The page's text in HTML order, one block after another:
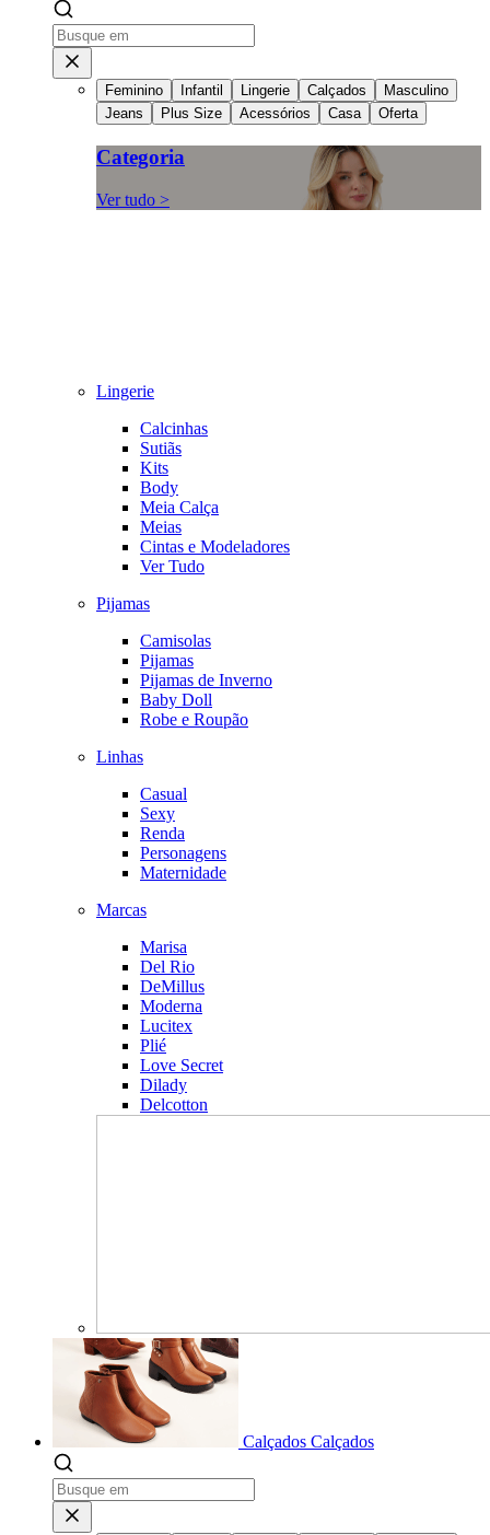
Feminino Infantil Lingerie Calçados
Masculino
Jeans
Plus Size Acessórios Casa Oferta
Categoria
Ver tudo >
Lingerie
Calcinhas
Sutiãs
Kits
Body
Meia Calça
Meias
Cintas e Modeladores
Ver Tudo
Pijamas
Camisolas
Pijamas
Pijamas de Inverno
Baby Doll
Robe e Roupão
Linhas
Casual
Sexy
Renda
Personagens
Maternidade
Marcas
Marisa
Del Rio
DeMillus
Moderna
Lucitex
Plié
Love Secret
Dilady
Delcotton
Calçados Calçados